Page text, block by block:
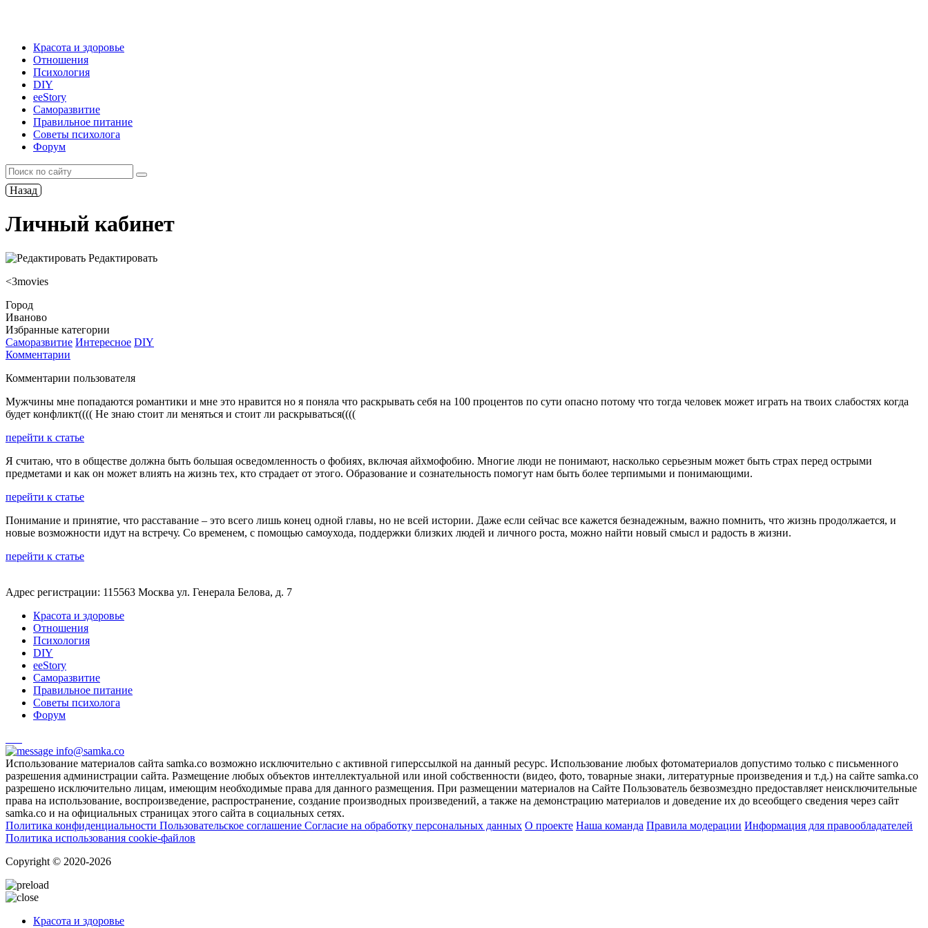
Красота и здоровье
Отношения
Психология
DIY
ееStory
Саморазвитие
Правильное питание
Советы психолога
Форум
Назад
Личный кабинет
Редактировать
<3movies
Город
Иваново
Избранные категории
Саморазвитие Интересное DIY
Комментарии
Комментарии пользователя
Мужчины мне попадаются романтики и мне это нравится но я поняла что раскрывать себя на 100 процентов по сути опасно потому что тогда человек может играть на твоих слабостях когда
будет конфликт(((( Не знаю стоит ли меняться и стоит ли раскрываться((((
перейти к статье
Я считаю, что в обществе должна быть большая осведомленность о фобиях, включая айхмофобию. Многие люди не понимают, насколько серьезным может быть страх перед острыми
предметами и как он может влиять на жизнь тех, кто страдает от этого. Образование и сознательность помогут нам быть более терпимыми и понимающими.
перейти к статье
Понимание и принятие, что расставание – это всего лишь конец одной главы, но не всей истории. Даже если сейчас все кажется безнадежным, важно помнить, что жизнь продолжается, и
новые возможности идут на встречу. Со временем, с помощью самоухода, поддержки близких людей и личного роста, можно найти новый смысл и радость в жизни.
перейти к статье
Адрес регистрации: 115563 Москва ул. Генерала Белова, д. 7
Красота и здоровье
Отношения
Психология
DIY
ееStory
Саморазвитие
Правильное питание
Советы психолога
Форум
info@samka.co
Использование материалов сайта samka.co возможно исключительно с активной гиперссылкой на данный ресурс. Использование любых фотоматериалов допустимо только с письменного
разрешения администрации сайта. Размещение любых объектов интеллектуальной или иной собственности (видео, фото, товарные знаки, литературные произведения и т.д.) на сайте samka.co
разрешено исключительно лицам, имеющим необходимые права для данного размещения. При размещении материалов на Сайте Пользователь безвозмездно предоставляет неисключительные
права на использование, воспроизведение, распространение, создание производных произведений, а также на демонстрацию материалов и доведение их до всеобщего сведения через сайт
samka.co и на официальных страницах этого сайта в социальных сетях.
Политика конфиденциальности Пользовательское соглашение Согласие на обработку персональных данных О проекте Наша команда Правила модерации Информация для правообладателей
Политика использования cookie-файлов
Copyright © 2020-2026
Красота и здоровье